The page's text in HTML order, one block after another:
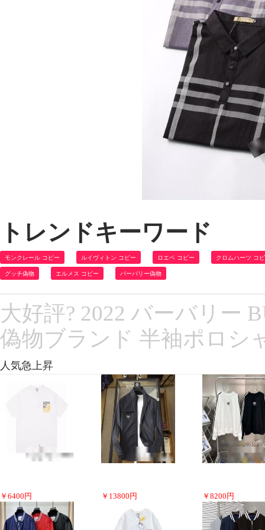
トレンドキーワード
モンクレール コピー ルイヴィトン コピー ロエベ コピー クロムハーツ コ
グッチ偽物 エルメス コピー バーバリー偽物
大好評? 2022 バーバリー
偽物ブランド 半袖ポロシ
人気急上昇
￥ 6400 円 ￥ 13800 円 ￥ 8200 円